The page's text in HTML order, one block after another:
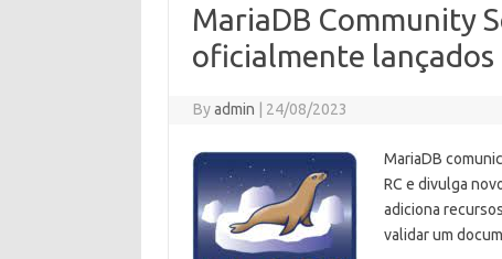
MariaDB Community
oficialmente lançados
Byadmin 24/08/2023
MariaDB
RC e divulga
adiciona
validar um